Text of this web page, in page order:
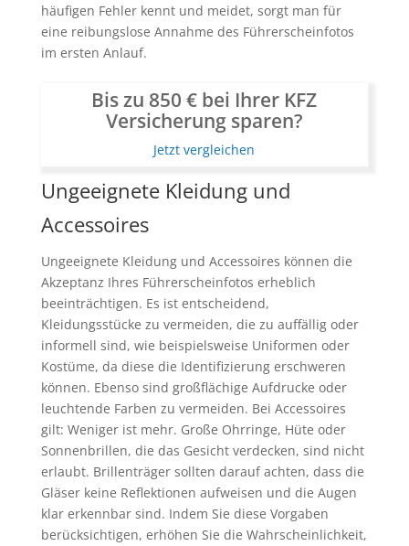
häufigen Fehler kennt und meidet, sorgt man für
eine reibungslose Annahme des Führerscheinfotos
im ersten Anlauf.
Bis zu 850 € bei Ihrer KFZ
Versicherung sparen?
Jetzt vergleichen
Ungeeignete Kleidung und
Accessoires
Ungeeignete Kleidung und Accessoires können die
Akzeptanz Ihres Führerscheinfotos erheblich
beeinträchtigen. Es ist entscheidend,
Kleidungsstücke zu vermeiden, die zu auffällig oder
informell sind, wie beispielsweise Uniformen oder
Kostüme, da diese die Identifizierung erschweren
können. Ebenso sind großflächige Aufdrucke oder
leuchtende Farben zu vermeiden. Bei Accessoires
gilt: Weniger ist mehr. Große Ohrringe, Hüte oder
Sonnenbrillen, die das Gesicht verdecken, sind nicht
erlaubt. Brillenträger sollten darauf achten, dass die
Gläser keine Reflektionen aufweisen und die Augen
klar erkennbar sind. Indem Sie diese Vorgaben
berücksichtigen, erhöhen Sie die Wahrscheinlichkeit,